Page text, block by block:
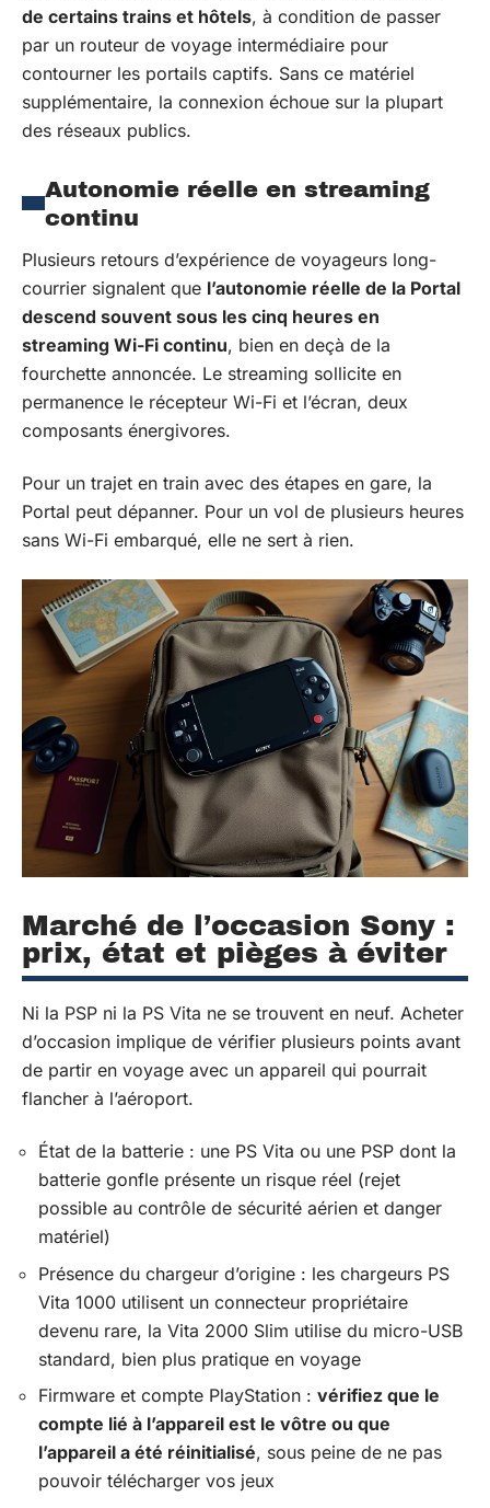
de certains trains et hôtels, à condition de passer
par un routeur de voyage intermédiaire pour
contourner les portails captifs. Sans ce matériel
supplémentaire, la connexion échoue sur la plupart
des réseaux publics.
Autonomie réelle en streaming
continu
Plusieurs retours d’expérience de voyageurs long-
courrier signalent que l’autonomie réelle de la Portal
descend souvent sous les cinq heures en
streaming Wi-Fi continu, bien en deçà de la
fourchette annoncée. Le streaming sollicite en
permanence le récepteur Wi-Fi et l’écran, deux
composants énergivores.
Pour un trajet en train avec des étapes en gare, la
Portal peut dépanner. Pour un vol de plusieurs heures
sans Wi-Fi embarqué, elle ne sert à rien.
Marché de l’occasion Sony :
prix, état et pièges à éviter
Ni la PSP ni la PS Vita ne se trouvent en neuf. Acheter
d’occasion implique de vérifier plusieurs points avant
de partir en voyage avec un appareil qui pourrait
flancher à l’aéroport.
État de la batterie : une PS Vita ou une PSP dont la
batterie gonfle présente un risque réel (rejet
possible au contrôle de sécurité aérien et danger
matériel)
Présence du chargeur d’origine : les chargeurs PS
Vita 1000 utilisent un connecteur propriétaire
devenu rare, la Vita 2000 Slim utilise du micro-USB
standard, bien plus pratique en voyage
Firmware et compte PlayStation : vérifiez que le
compte lié à l’appareil est le vôtre ou que
l’appareil a été réinitialisé, sous peine de ne pas
pouvoir télécharger vos jeux